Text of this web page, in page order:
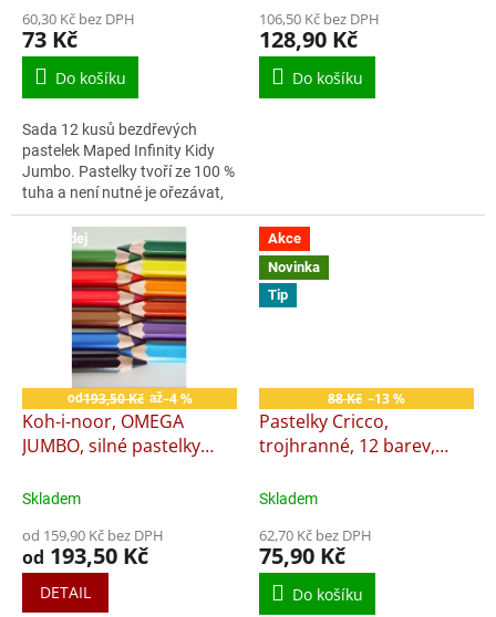
60,30 Kč bez DPH
73 Kč
Do košíku
Sada 12 kusů bezdřevých
pastelek Maped Infinity Kidy
Jumbo. Pastelky tvoří ze 100 %
tuha a není nutné je ořezávat,
díky čemuž nevzniká odpad.
Ostří se samy při vybarvování.
106,50 Kč bez DPH
128,90 Kč
Do košíku
Doprodej
od193,50 Kč až–4 %
Koh-i-noor, OMEGA
JUMBO, silné pastelky
barvy
Skladem
od 159,90 Kč bez DPH
od 193,50 Kč
DETAIL
Akce
Novinka
Tip
88 Kč –13 %
Pastelky Cricco,
trojhranné, 12 barev,
Skladem
62,70 Kč bez DPH
75,90 Kč
Do košíku